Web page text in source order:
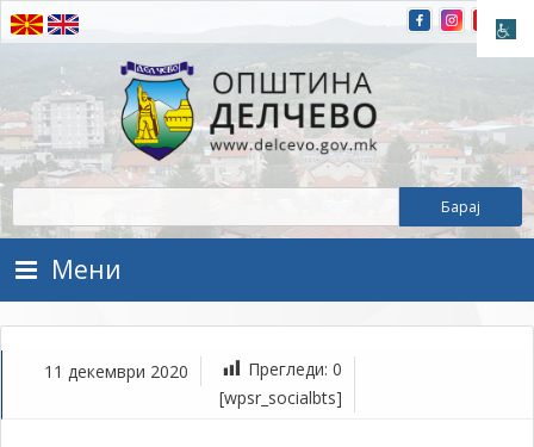
Прескокнете на содржината
Општина Делчево
Општина Делчево
Мени
11 декември 2020 Прегледи: 0
[wpsr_socialbts]